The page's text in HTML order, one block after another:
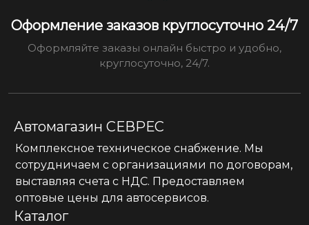
Оформление заказов круглосуточно 24/7
Оформляйте заказы онлайн быстро и удобно,
круглосуточно, 24/7.
Автомагазин СЕВРЕС
Комплексное техническое снабжение. Мы
сотрудничаем с организациями по договорам,
выставляя счета с НДС. Предоставляем
оптовые цены для автосервисов.
Каталог